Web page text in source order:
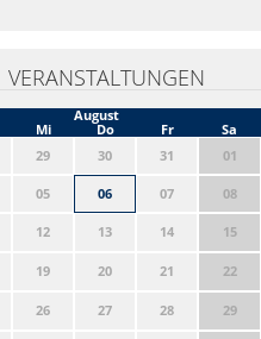
VERANSTALTUNGEN
August
Mi Do Fr Sa
29 30 31 01
05 06 07 08
12 13 14 15
19 20 21 22
26 27 28 29